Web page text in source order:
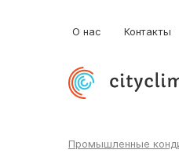
О нас Контакты
Промышленные